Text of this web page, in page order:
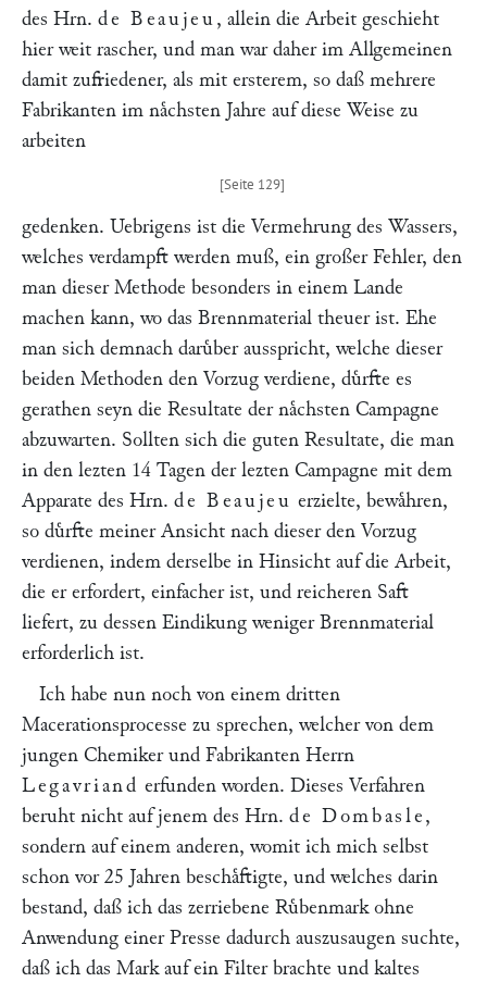
des Hrn. de Beaujeu , allein die Arbeit geschieht
hier weit rascher, und man war daher im Allgemeinen
damit zufriedener, als mit ersterem, so daß mehrere
Fabrikanten im naͤchsten Jahre auf diese Weise zu
arbeiten
gedenken. Uebrigens ist die Vermehrung des Wassers,
welches verdampft werden muß, ein großer Fehler, den
man dieser Methode besonders in einem Lande
machen kann, wo das Brennmaterial theuer ist. Ehe
man sich demnach daruͤber ausspricht, welche dieser
beiden Methoden den Vorzug verdiene, duͤrfte es
gerathen seyn die Resultate der naͤchsten Campagne
abzuwarten. Sollten sich die guten Resultate, die man
in den lezten 14 Tagen der lezten Campagne mit dem
Apparate des Hrn. de Beaujeu erzielte, bewaͤhren,
so duͤrfte meiner Ansicht nach dieser den Vorzug
verdienen, indem derselbe in Hinsicht auf die Arbeit,
die er erfordert, einfacher ist, und reicheren Saft
liefert, zu dessen Eindikung weniger Brennmaterial
erforderlich ist.
Ich habe nun noch von einem dritten
Macerationsprocesse zu sprechen, welcher von dem
jungen Chemiker und Fabrikanten Herrn
Legavriand erfunden worden. Dieses Verfahren
beruht nicht auf jenem des Hrn. de Dombasle ,
sondern auf einem anderen, womit ich mich selbst
schon vor 25 Jahren beschaͤftigte, und welches darin
bestand, daß ich das zerriebene Ruͤbenmark ohne
Anwendung einer Presse dadurch auszusaugen suchte,
daß ich das Mark auf ein Filter brachte und kaltes